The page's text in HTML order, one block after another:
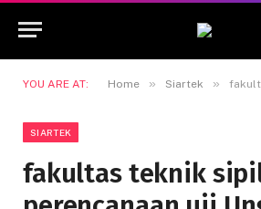
YOU ARE AT: Home » Siartek » fakultas
SIARTEK
fakultas teknik